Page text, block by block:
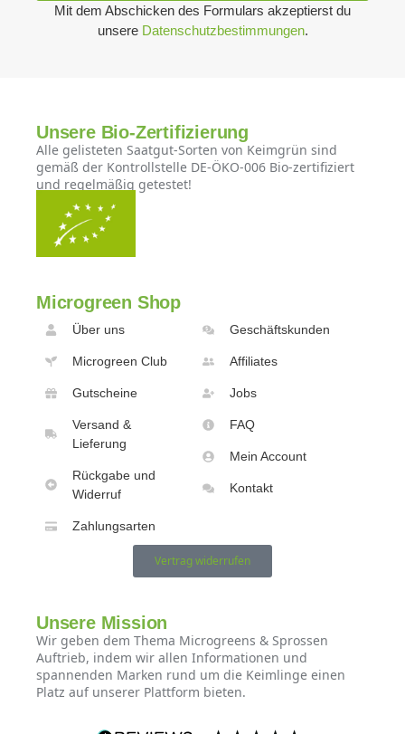
Mit dem Abschicken des Formulars akzeptierst du
unsere Datenschutzbestimmungen.
Unsere Bio-Zertifizierung
Alle gelisteten Saatgut-Sorten von Keimgrün sind
gemäß der Kontrollstelle DE-ÖKO-006 Bio-zertifiziert
und regelmäßig getestet!
Microgreen Shop
Über uns
Microgreen Club
Gutscheine
Versand &
Lieferung
Rückgabe und
Widerruf
Zahlungsarten
Geschäftskunden
Affiliates
Jobs
FAQ
Mein Account
Kontakt
Vertrag widerrufen
Unsere Mission
Wir geben dem Thema Microgreens & Sprossen
Auftrieb, indem wir allen Informationen und
spannenden Marken rund um die Keimlinge einen
Platz auf unserer Plattform bieten.